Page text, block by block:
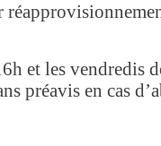
et les vendredis
préavis en cas